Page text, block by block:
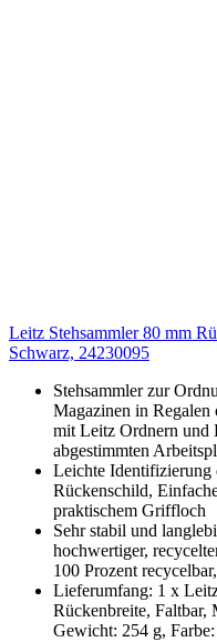
Leitz Stehsammler 80 mm
Schwarz, 24230095
Stehsammler zur
Magazinen in
mit Leitz Ordnern und
abgestimmten
Leichte Identifizierung
Rückenschild,
praktischem Griffloch
Sehr stabil und
hochwertiger,
100 Prozent
Lieferumfang: 1 x
Rückenbreite,
Gewicht: 254 g,